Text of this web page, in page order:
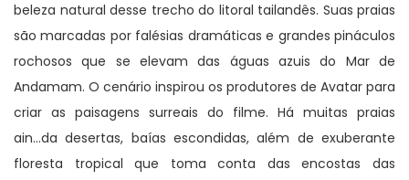
beleza natural desse trecho do litoral tailandês. Suas praias
são marcadas por falésias dramáticas e grandes pináculos
rochosos que se elevam das águas azuis do Mar de
Andamam. O cenário inspirou os produtores de Avatar para
criar as paisagens surreais do filme. Há muitas praias
ain...da desertas, baías escondidas, além de exuberante
floresta tropical que toma conta das encostas das